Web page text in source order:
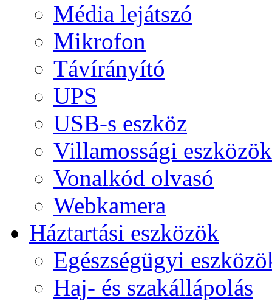
Média lejátszó
Mikrofon
Távírányító
UPS
USB-s eszköz
Villamossági eszközök
Vonalkód olvasó
Webkamera
Háztartási eszközök
Egészségügyi
Haj- és szakállápolás